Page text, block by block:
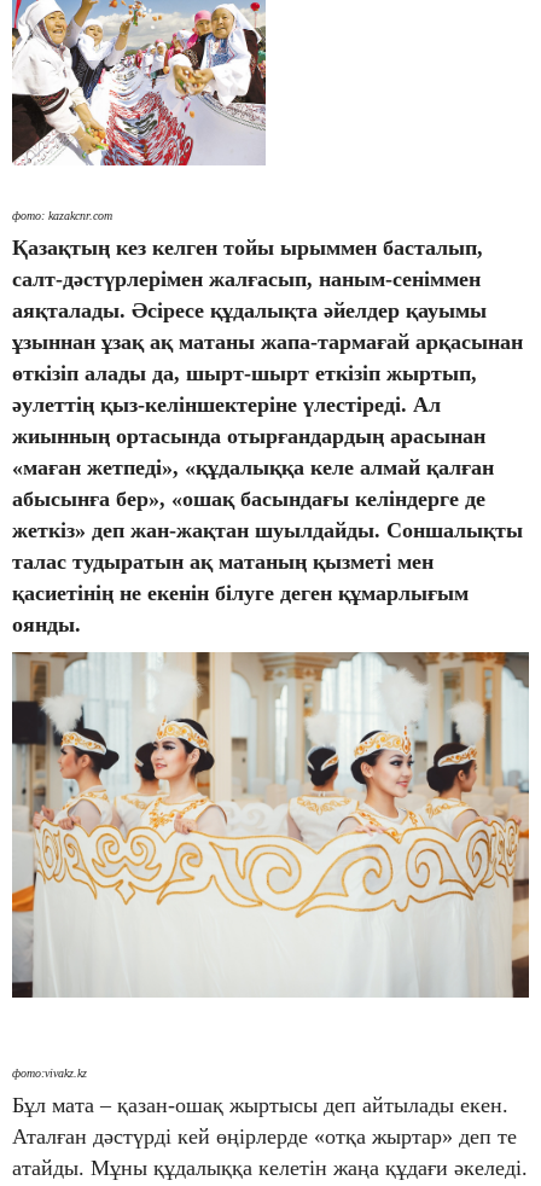
фото: kazakcnr.com
Қазақтың кез келген тойы ырыммен басталып,
салт-дәстүрлерімен жалғасып, наным-сеніммен
аяқталады. Әсіресе құдалықта әйелдер қауымы
ұзыннан ұзақ ақ матаны жапа-тармағай арқасынан
өткізіп алады да, шырт-шырт еткізіп жыртып,
әулеттің қыз-келіншектеріне үлестіреді. Ал
жиынның ортасында отырғандардың арасынан
«маған жетпеді», «құдалыққа келе алмай қалған
абысынға бер», «ошақ басындағы келіндерге де
жеткіз» деп жан-жақтан шуылдайды. Соншалықты
талас тудыратын ақ матаның қызметі мен
қасиетінің не екенін білуге деген құмарлығым
оянды.
фото:vivakz.kz
Бұл мата – қазан-ошақ жыртысы деп айтылады екен.
Аталған дәстүрді кей өңірлерде «отқа жыртар» деп те
атайды. Мұны құдалыққа келетін жаңа құдағи әкеледі.